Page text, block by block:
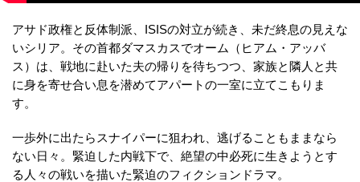
アサド政権と反体制派、ISISの対立が続き、未だ終息の見えな
いシリア。その首都ダマスカスでオーム（ヒアム・アッバ
ス）は、戦地に赴いた夫の帰りを待ちつつ、家族と隣人と共
に身を寄せ合い息を潜めてアパートの一室に立てこもりま
す。
一歩外に出たらスナイパーに狙われ、逃げることもままなら
ない日々。緊迫した内戦下で、絶望の中必死に生きようとす
る人々の戦いを描いた緊迫のフィクションドラマ。